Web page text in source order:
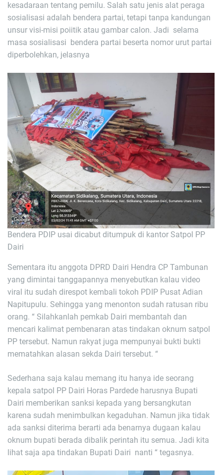
kesadaraan tentang pemilu. Salah satu jenis alat peraga
sosialisasi adalah bendera partai, tetapi tanpa kandungan
unsur visi-misi poiitik atau gambar calon. Jadi selama
masa sosialisasi bendera partai beserta nomor urut partai
diperbolehkan, jelasnya
Bendera PDIP usai dicabut ditumpuk di kantor Satpol PP
Dairi
Sementara itu anggota DPRD Dairi Hendra CP Tambunan
yang dimintai tanggapannya menyebutkan kalau video
viral itu sudah direspot kembali tokoh PDIP Pusat Adian
Napitupulu. Sehingga yang menonton sudah ratusan ribu
orang. “ Silahkanlah pemkab Dairi membantah dan
mencari kalimat pembenaran atas tindakan oknum satpol
PP tersebut. Namun rakyat juga mempunyai bukti bukti
mematahkan alasan sekda Dairi tersebut. “
Sederhana saja kalau memang itu hanya ide seorang
kepala satpol PP Dairi Horas Pardede harusnya Bupati
Dairi memberikan sanksi kepada yang bersangkutan
karena sudah menimbulkan kegaduhan. Namun jika tidak
ada sanksi diterima berarti ada benarnya dugaan kalau
oknum bupati berada dibalik perintah itu semua. Jadi kita
lihat saja apa tindakan Bupati Dairi nanti “ tegasnya.